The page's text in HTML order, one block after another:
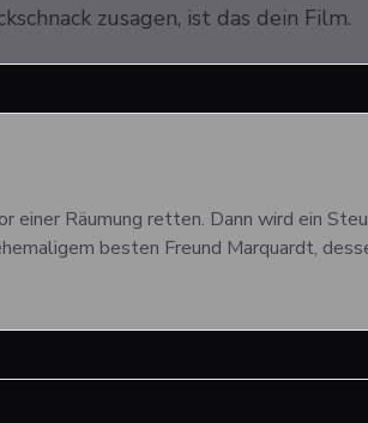
zusagen, ist das dein Film.
Räumung retten. Dann wird ein
besten Freund Marquardt,